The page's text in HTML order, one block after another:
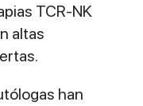
TCR‑NK
altas
han